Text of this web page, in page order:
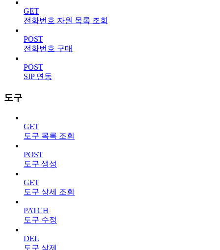
GET
전화번호 자원 목록 조회
POST
전화번호 구매
POST
SIP 연동
도구
GET
도구 목록 조회
POST
도구 생성
GET
도구 상세 조회
PATCH
도구 수정
DEL
도구 삭제